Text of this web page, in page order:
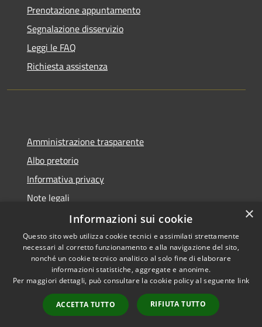
Prenotazione appuntamento
Segnalazione disservizio
Leggi le FAQ
Richiesta assistenza
Amministrazione trasparente
Albo pretorio
Informativa privacy
Note legali
Dichiarazione di accessibilità
RSS
Accessibilità
Copyright © 2026 • Comune di
Municipium•
Accesso
redazione
×
Informazioni sui cookie
Questo sito web utilizza cookie tecnici e assimilati strettamente
necessari al corretto funzionamento e alla navigazione del sito,
nonché un cookie tecnico analitico al solo fine di elaborare
informazioni statistiche, aggregate e anonime.
Per maggiori dettagli, può consultare la cookie policy al seguente link
ACCETTA TUTTO RIFIUTA TUTTO